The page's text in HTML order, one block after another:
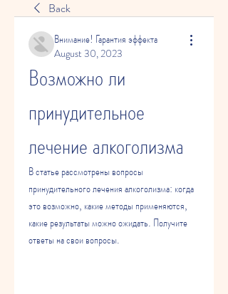
Back
Внимание! Гарантия эффекта
August 30, 2023
Возможно ли
принудительное
лечение алкоголизма
В статье рассмотрены вопросы
принудительного лечения алкоголизма: когда
это возможно, какие методы применяются,
какие результаты можно ожидать. Получите
ответы на свои вопросы.